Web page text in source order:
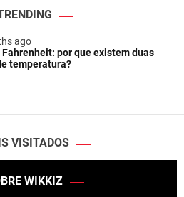
ago
Fahrenheit: por que existem duas
temperatura?
VISITADOS
WIKKIZ